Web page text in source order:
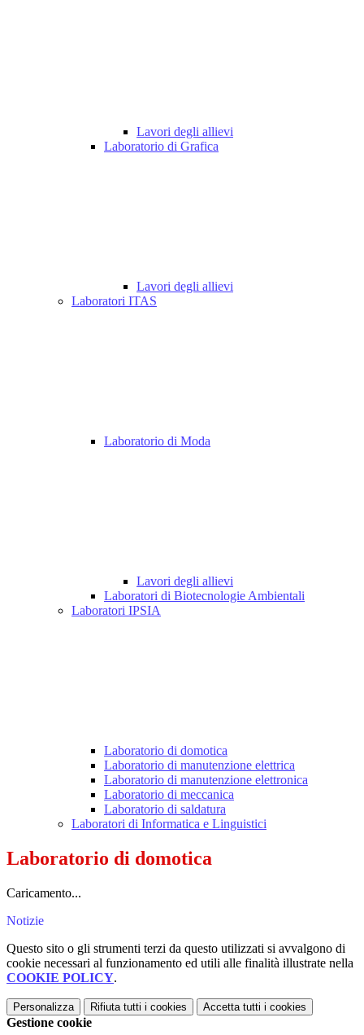
Lavori degli allievi
Laboratorio di Grafica
Lavori degli allievi
Laboratori ITAS
Laboratorio di Moda
Lavori degli allievi
Laboratori di Biotecnologie Ambientali
Laboratori IPSIA
Laboratorio di domotica
Laboratorio di manutenzione elettrica
Laboratorio di manutenzione elettronica
Laboratorio di meccanica
Laboratorio di saldatura
Laboratori di Informatica e Linguistici
Laboratorio di domotica
Caricamento...
Notizie
Questo sito o gli strumenti terzi da questo utilizzati si avvalgono di
cookie necessari al funzionamento ed utili alle finalità illustrate nella
COOKIE POLICY.
Personalizza Rifiuta tutti i cookies Accetta tutti i cookies
Gestione cookie